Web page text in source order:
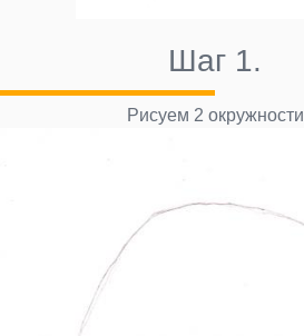
Шаг 1.
Рисуем 2 окружности